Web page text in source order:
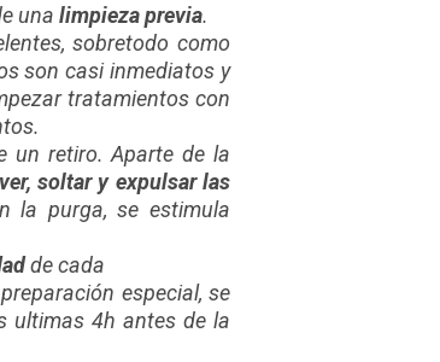
una limpieza previa.
sobretodo como
son casi inmediatos y
tratamientos con
un retiro. Aparte de la
soltar y expulsar las
la purga, se estimula
de cada
especial, se
ultimas 4h antes de la